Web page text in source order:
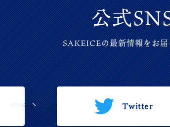
公式
SAKEICEの最新情報をお
Twitter